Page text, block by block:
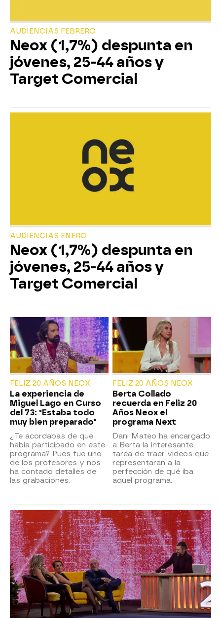
AUDIENCIAS FEBRERO
Neox (1,7%) despunta en
jóvenes, 25-44 años y
Target Comercial
AUDIENCIAS ENERO
Neox (1,7%) despunta en
jóvenes, 25-44 años y
Target Comercial
FELIZ 20 AÑOS NEOX
La experiencia de
Miguel Lago en Curso
del 73: "Estaba todo
muy bien preparado"
¿Te acordabas de que
había participado en este
programa? Pues fue uno
de los profesores y nos
ha contado detalles de
las grabaciones.
FELIZ 20 AÑOS NEOX
Berta Collado
recuerda en Feliz 20
Años Neox el
programa Next
Dani Mateo ha encargado
a Berta la interesante
tarea de traer vídeos que
representaran a la
perfección de qué iba
aquel programa.